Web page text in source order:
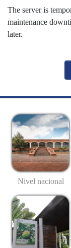
The server is
maintenance
later.
Nivel nacional